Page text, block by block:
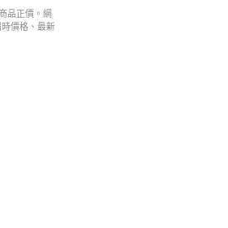
品正價。網
價格、最新